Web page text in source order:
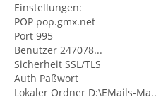
Einstellungen:
POP pop.gmx.net
Port 995
Benutzer 247078...
Sicherheit SSL/TLS
Auth Paßwort
Lokaler Ordner D:\EMails-Ma..